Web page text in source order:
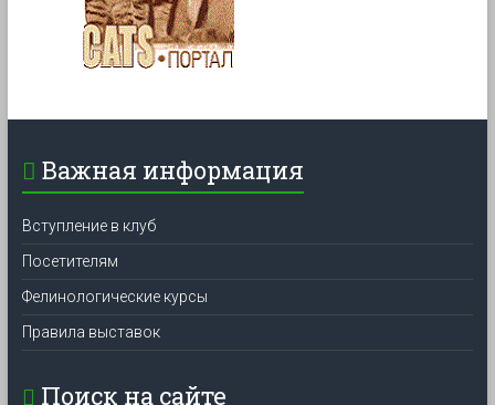
Важная информация
Вступление в клуб
Посетителям
Фелинологические курсы
Правила выставок
Поиск на сайте